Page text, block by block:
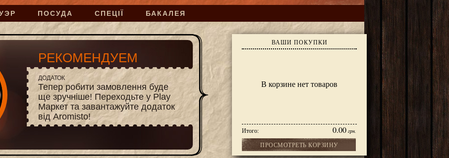
ПОСУДА СПЕЦІЇ БАКАЛЕЯ
ВАШИ ПОКУПКИ
В корзине нет товаров
Итого: 0.00 грн.
ПРОСМОТРЕТЬ КОРЗИНУ
РЕКОМЕНДУЕМ
ДОДАТОК
Тепер робити замовлення буде
ще зручніше! Переходьте у Play
Маркет та завантажуйте додаток
від Aromisto!